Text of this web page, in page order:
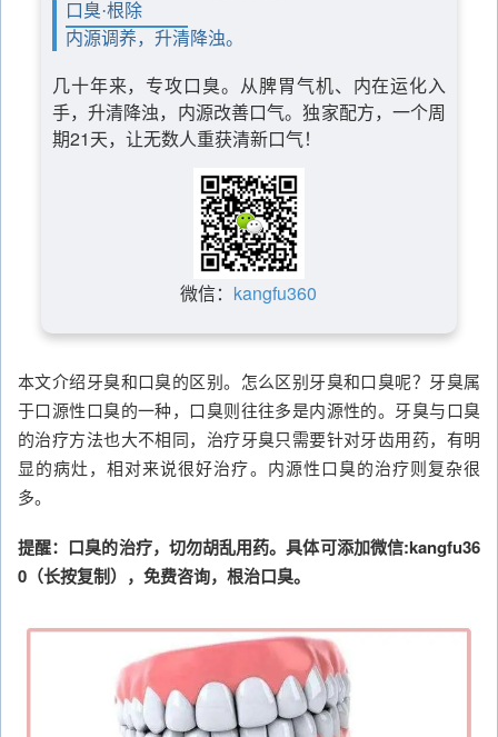
口臭·根除
内源调养，升清降浊。
几十年来，专攻口臭。从脾胃气机、内在运化入
手，升清降浊，内源改善口气。独家配方，一个周
期21天，让无数人重获清新口气！
微信： kangfu360
本文介绍牙臭和口臭的区别。怎么区别牙臭和口臭呢？牙臭属
于口源性口臭的一种，口臭则往往多是内源性的。牙臭与口臭
的治疗方法也大不相同，治疗牙臭只需要针对牙齿用药，有明
显的病灶，相对来说很好治疗。内源性口臭的治疗则复杂很
多。
提醒：口臭的治疗，切勿胡乱用药。具体可添加微信:kangfu36
0（长按复制），免费咨询，根治口臭。